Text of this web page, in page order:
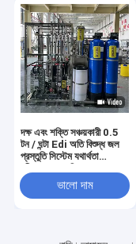
দক্ষ এবং শক্তি সঞ্চয়কারী 0.5
টন / ঘন্টা Edi অতি বিশুদ্ধ জল
প্রস্তুতি সিস্টেম যথার্থতা
সমাধান
ভালো দাম